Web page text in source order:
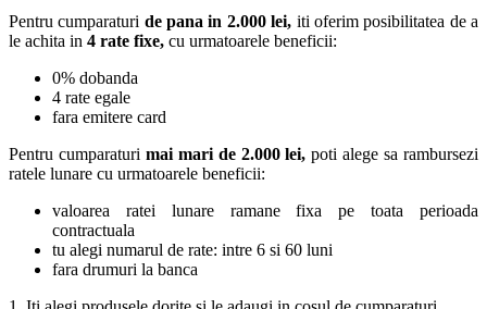
Pentru cumparaturi de pana in 2.000 lei, iti oferim posibilitatea de a
le achita in 4 rate fixe, cu urmatoarele beneficii:
0% dobanda
4 rate egale
fara emitere card
Pentru cumparaturi mai mari de 2.000 lei, poti alege sa rambursezi
ratele lunare cu urmatoarele beneficii:
valoarea ratei lunare ramane fixa pe toata perioada
contractuala
tu alegi numarul de rate: intre 6 si 60 luni
fara drumuri la banca